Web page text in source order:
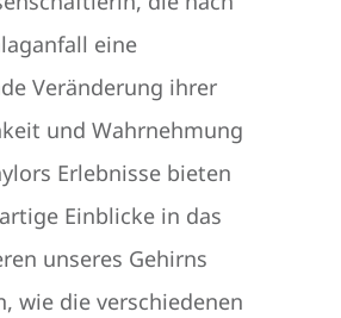
eine
Veränderung ihrer
und Wahrnehmung
Erlebnisse bieten
Einblicke in das
unseres Gehirns
wie die verschiedenen